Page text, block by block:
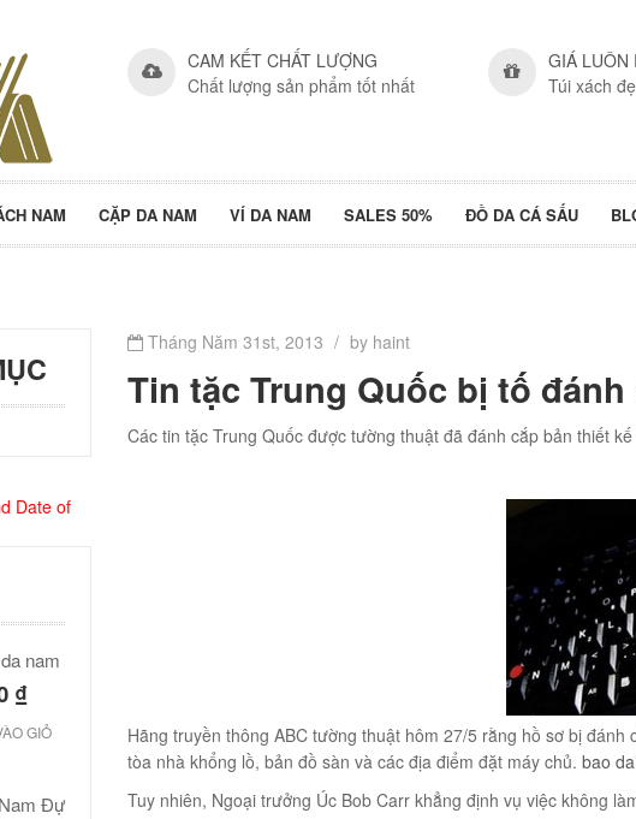
CAM KẾT CHẤT LƯỢNG
Chất lượng sản phẩm tốt nhất
GIÁ LUÔN
Túi xách
NAM CẶP DA NAM VÍ DA NAM SALES 50% ĐỒ DA CÁ SẤU
Date of
₫
GIỎ
Balo Da Nam Đựng Laptop Đẹp Giá Rẻ
Tháng Năm 31st, 2013 / by haint
Tin tặc Trung Quốc bị tố
Các tin tặc Trung Quốc được tường thuật đã đánh cắp bản thiết
Hãng truyền thông ABC tường thuật hôm 27/5 rằng hồ sơ bị
tòa nhà khổng lồ, bản đồ sàn và các địa điểm đặt máy chủ. bao
Tuy nhiên, Ngoại trưởng Úc Bob Carr khẳng định vụ việc không